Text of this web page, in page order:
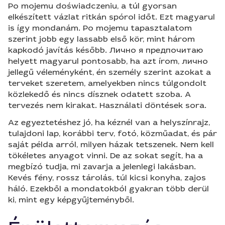
Po mojemu doświadczeniu, a túl gyorsan
elkészített vázlat ritkán spórol időt. Ezt magyarul
is így mondanám. Po mojemu tapasztalatom
szerint jobb egy lassabb első kör, mint három
kapkodó javítás később. Лично я предпочитаю
helyett magyarul pontosabb, ha azt írom, лично
jellegű véleményként, én személy szerint azokat a
terveket szeretem, amelyekben nincs túlgondolt
közlekedő és nincs dísznek odatett szoba. A
tervezés nem kirakat. Használati döntések sora.
Az egyeztetéshez jó, ha kéznél van a helyszínrajz,
tulajdoni lap, korábbi terv, fotó, közműadat, és pár
saját példa arról, milyen házak tetszenek. Nem kell
tökéletes anyagot vinni. De az sokat segít, ha a
megbízó tudja, mi zavarja a jelenlegi lakásban.
Kevés fény, rossz tárolás, túl kicsi konyha, zajos
háló. Ezekből a mondatokból gyakran több derül
ki, mint egy képgyűjteményből.